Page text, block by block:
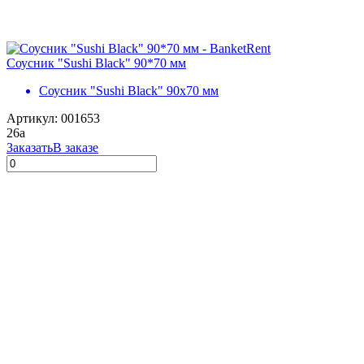
Соусник "Sushi Black" 90*70 мм
Соусник "Sushi Black" 90х70 мм
Артикул: 001653
26a
ЗаказатьВ заказе